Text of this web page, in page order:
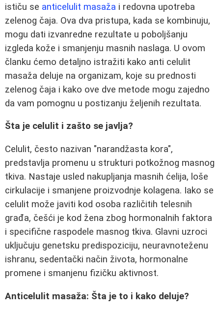
ističu se anticelulit masaža i redovna upotreba
zelenog čaja. Ova dva pristupa, kada se kombinuju,
mogu dati izvanredne rezultate u poboljšanju
izgleda kože i smanjenju masnih naslaga. U ovom
članku ćemo detaljno istražiti kako anti celulit
masaža deluje na organizam, koje su prednosti
zelenog čaja i kako ove dve metode mogu zajedno
da vam pomognu u postizanju željenih rezultata.
Šta je celulit i zašto se javlja?
Celulit, često nazivan "narandžasta kora",
predstavlja promenu u strukturi potkožnog masnog
tkiva. Nastaje usled nakupljanja masnih ćelija, loše
cirkulacije i smanjene proizvodnje kolagena. Iako se
celulit može javiti kod osoba različitih telesnih
građa, češći je kod žena zbog hormonalnih faktora
i specifične raspodele masnog tkiva. Glavni uzroci
uključuju genetsku predispoziciju, neuravnoteženu
ishranu, sedentački način života, hormonalne
promene i smanjenu fizičku aktivnost.
Anticelulit masaža: Šta je to i kako deluje?